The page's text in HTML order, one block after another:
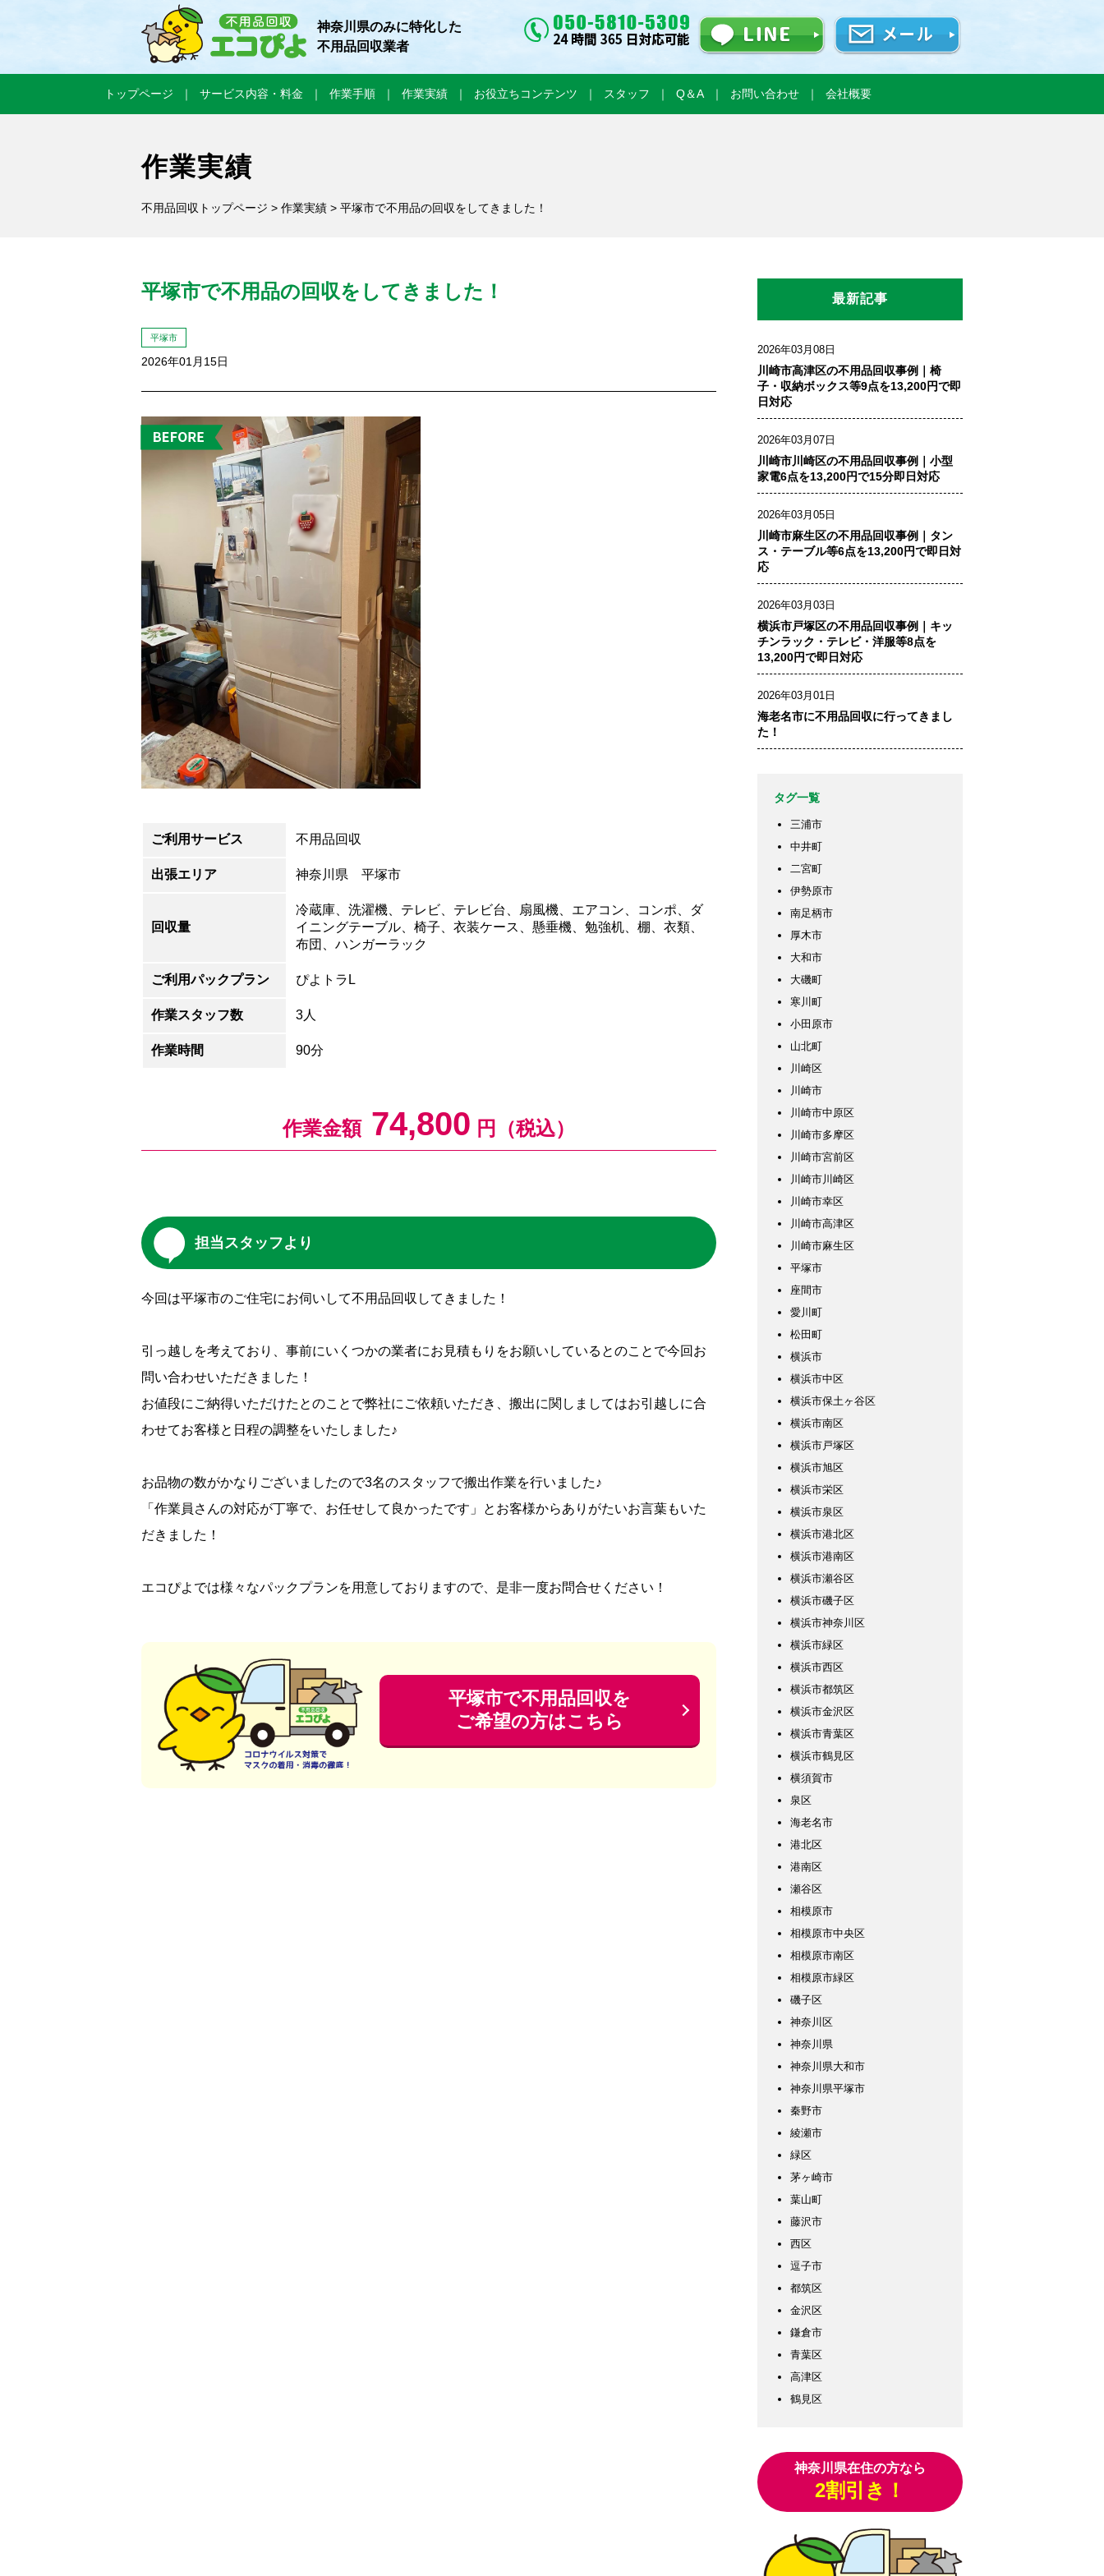
神奈川県のみに特化した
不用品回収業者
トップページ サービス内容・料金 作業手順 作業実績 お役立ちコンテンツ スタッフ Q＆A お問い合わせ 会社概要
作業実績
不用品回収トップページ > 作業実績 > 平塚市で不用品の回収をしてきました！
平塚市で不用品の回収をしてきました！
平塚市
2026年01月15日
ご利用サービス 不用品回収
出張エリア 神奈川県 平塚市
回収量
冷蔵庫、洗濯機、テレビ、テレビ台、扇風機、エアコン、コンポ、ダ
イニングテーブル、椅子、衣装ケース、懸垂機、勉強机、棚、衣類、
布団、ハンガーラック
ご利用パックプラン ぴよトラL
作業スタッフ数 3人
作業時間 90分
作業金額 74,800 円（税込）
担当スタッフより
今回は平塚市のご住宅にお伺いして不用品回収してきました！
引っ越しを考えており、事前にいくつかの業者にお見積もりをお願いしているとのことで今回お
問い合わせいただきました！
お値段にご納得いただけたとのことで弊社にご依頼いただき、搬出に関しましてはお引越しに合
わせてお客様と日程の調整をいたしました♪
お品物の数がかなりございましたので3名のスタッフで搬出作業を行いました♪
「作業員さんの対応が丁寧で、お任せして良かったです」とお客様からありがたいお言葉もいた
だきました！
エコぴよでは様々なパックプランを用意しておりますので、是非一度お問合せください！
平塚市で不用品回収を
ご希望の方はこちら
最新記事
2026年03月08日
川崎市高津区の不用品回収事例｜椅
子・収納ボックス等9点を13,200円で即
日対応
2026年03月07日
川崎市川崎区の不用品回収事例｜小型
家電6点を13,200円で15分即日対応
2026年03月05日
川崎市麻生区の不用品回収事例｜タン
ス・テーブル等6点を13,200円で即日対
応
2026年03月03日
横浜市戸塚区の不用品回収事例｜キッ
チンラック・テレビ・洋服等8点を
13,200円で即日対応
2026年03月01日
海老名市に不用品回収に行ってきまし
た！
タグ一覧
三浦市
中井町
二宮町
伊勢原市
南足柄市
厚木市
大和市
大磯町
寒川町
小田原市
山北町
川崎区
川崎市
川崎市中原区
川崎市多摩区
川崎市宮前区
川崎市川崎区
川崎市幸区
川崎市高津区
川崎市麻生区
平塚市
座間市
愛川町
松田町
横浜市
横浜市中区
横浜市保土ヶ谷区
横浜市南区
横浜市戸塚区
横浜市旭区
横浜市栄区
横浜市泉区
横浜市港北区
横浜市港南区
横浜市瀬谷区
横浜市磯子区
横浜市神奈川区
横浜市緑区
横浜市西区
横浜市都筑区
横浜市金沢区
横浜市青葉区
横浜市鶴見区
横須賀市
泉区
海老名市
港北区
港南区
瀬谷区
相模原市
相模原市中央区
相模原市南区
相模原市緑区
磯子区
神奈川区
神奈川県
神奈川県大和市
神奈川県平塚市
秦野市
綾瀬市
緑区
茅ヶ崎市
葉山町
藤沢市
西区
逗子市
都筑区
金沢区
鎌倉市
青葉区
高津区
鶴見区
神奈川県在住の方なら
2割引き！